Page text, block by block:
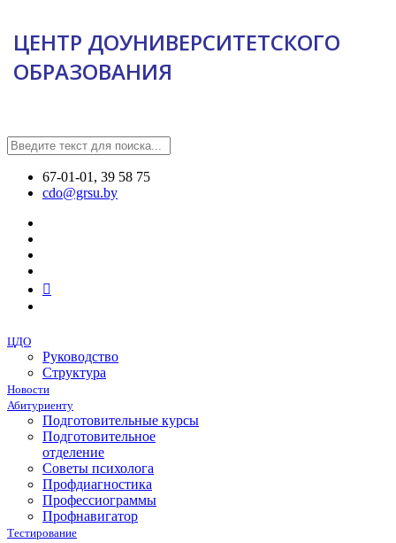
ЦЕНТР ДОУНИВЕРСИТЕТСКОГО
ОБРАЗОВАНИЯ
67-01-01, 39 58 75
cdo@grsu.by
ЦДО
Руководство
Структура
Новости
Абитуриенту
Подготовительные курсы
Подготовительное
отделение
Советы психолога
Профдиагностика
Профессиограммы
Профнавигатор
Тестирование